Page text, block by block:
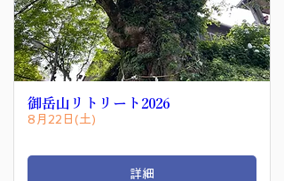
御岳山リトリート2026
8月22日(土)
詳細